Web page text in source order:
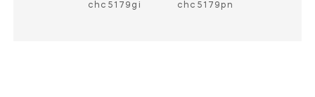
chc5179gi chc5179pn